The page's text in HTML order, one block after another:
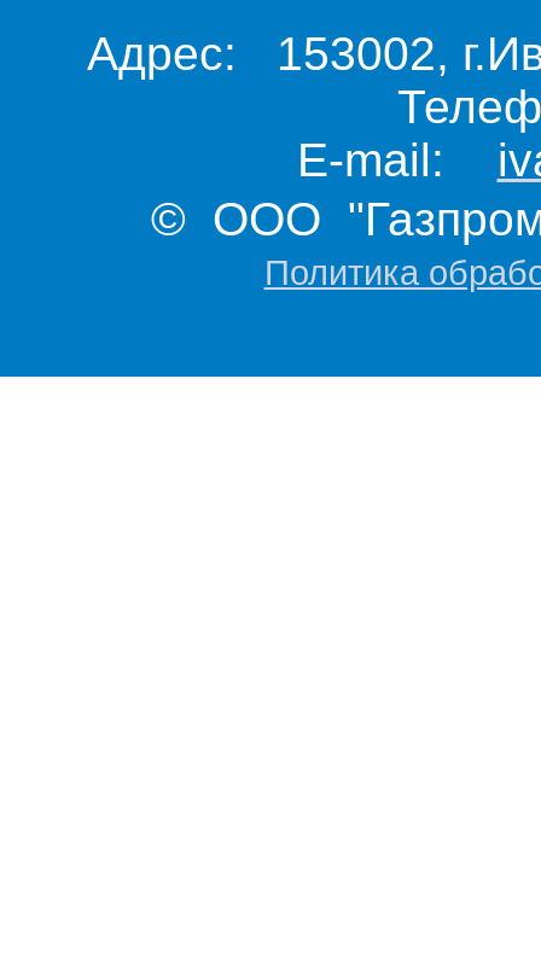
Адрес: 153002,
E-mail:
© ООО "Газпром
Политика